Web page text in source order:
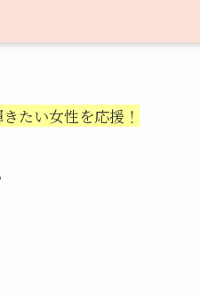
たい女性を応援！